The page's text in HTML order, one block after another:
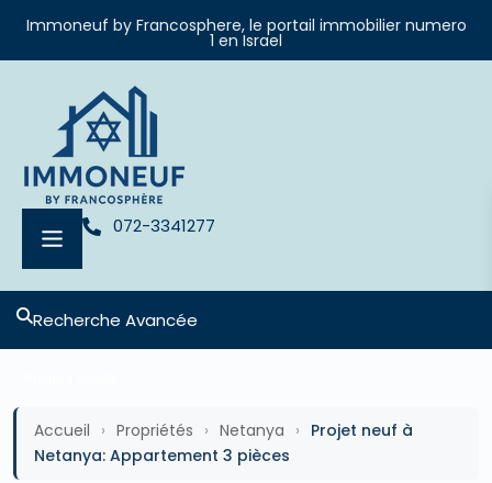
Immoneuf by Francosphere, le portail immobilier numero
1 en Israel
072-3341277
Recherche Avancée
Accueil › Propriétés › Netanya › Projet neuf à
Netanya: Appartement 3 pièces